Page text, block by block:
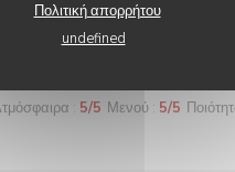
Πολιτική απορρήτου
undefined
: 5/5 Μενού : 5/5